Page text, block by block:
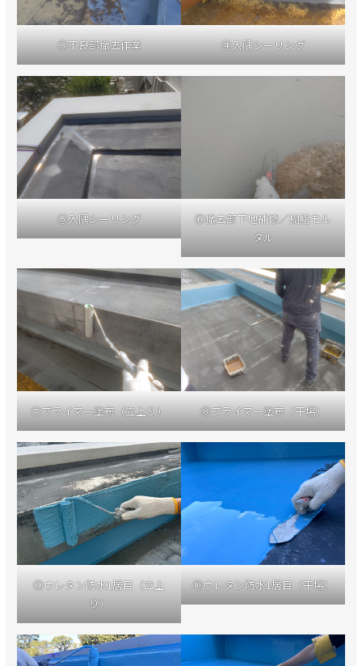
③不良部撤去作業 ④入隅シーリング
⑤入隅シーリング
⑥撤去部下地補修／樹脂モル
タル
⑦プライマー塗布（立上り） ⑧プライマー塗布（平場）
⑨ウレタン防水1層目（立上
り）
⑩ウレタン防水1層目（平場）